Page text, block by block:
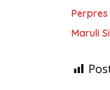
Maruli